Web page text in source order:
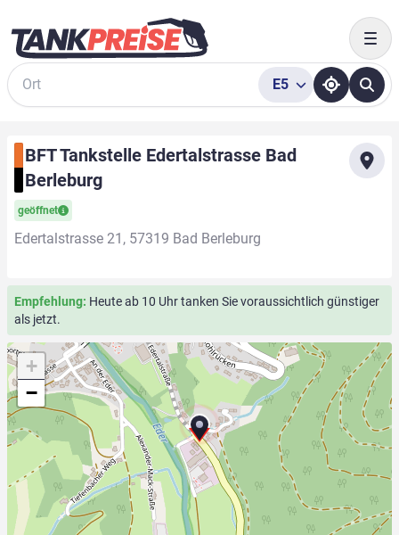
Suche
E5
BFT Tankstelle Edertalstrasse Bad
Berleburg
geöffnet
Edertalstrasse 21, 57319 Bad Berleburg
Empfehlung: Heute ab 10 Uhr tanken Sie voraussichtlich günstiger
als jetzt.
+
−